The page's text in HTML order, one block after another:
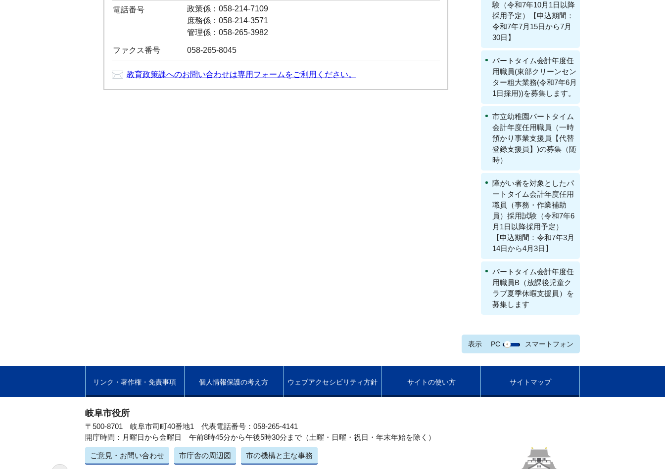
電話番号
政策係：058-214-7109
庶務係：058-214-3571
管理係：058-265-3982
ファクス番号 058-265-8045
教育政策課へのお問い合わせは専用フォームをご利用ください。
験（令和7年10月1日以降
採用予定）【申込期間：
令和7年7月15日から7月
30日】
パートタイム会計年度任
用職員(東部クリーンセン
ター粗大業務(令和7年6月
1日採用))を募集します。
市立幼稚園パートタイム
会計年度任用職員（一時
預かり事業支援員【代替
登録支援員】)の募集（随
時）
障がい者を対象としたパ
ートタイム会計年度任用
職員（事務・作業補助
員）採用試験（令和7年6
月1日以降採用予定）
【申込期間：令和7年3月
14日から4月3日】
パートタイム会計年度任
用職員B（放課後児童ク
ラブ夏季休暇支援員）を
募集します
表示 PC スマートフォン
リンク・著作権・免責事項 個人情報保護の考え方 ウェブアクセシビリティ方針 サイトの使い方 サイトマップ
岐阜市役所
〒500-8701 岐阜市司町40番地1 代表電話番号：058-265-4141
開庁時間：月曜日から金曜日 午前8時45分から午後5時30分まで（土曜・日曜・祝日・年末年始を除く）
ご意見・お問い合わせ 市庁舎の周辺図 市の機構と主な事務